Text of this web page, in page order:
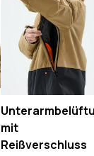
mit
Reißverschluss